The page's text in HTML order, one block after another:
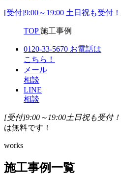
[受付]9:00～19:00 土日祝も受付！
TOP 施工事例
0120-33-5670 お電話は
こちら！
メール
相談
LINE
相談
[受付]9:00～19:00土日祝も受付！
は無料です！
works
施工事例一覧